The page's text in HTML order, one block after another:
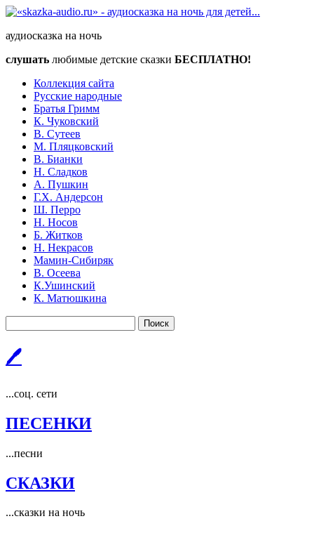
аудиосказка на ночь
слушать любимые детские сказки БЕСПЛАТНО!
Коллекция сайта
Русские народные
Братья Гримм
К. Чуковский
В. Сутеев
М. Пляцковский
В. Бианки
Н. Сладков
А. Пушкин
Г.Х. Андерсон
Ш. Перро
Н. Носов
Б. Житков
Н. Некрасов
Мамин-Сибиряк
В. Осеева
К.Ушинский
К. Матюшкина
Поиск
🖊
...соц. сети
ПЕСЕНКИ
...песни
СКАЗКИ
...сказки на ночь